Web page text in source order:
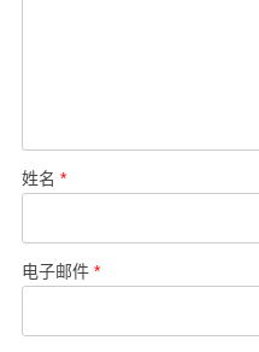
姓名 *
电子邮件 *